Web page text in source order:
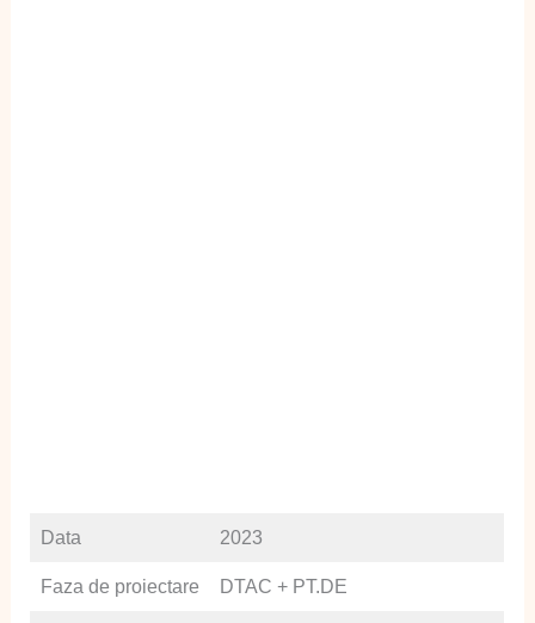
Data 2023
Faza de proiectare DTAC + PT.DE